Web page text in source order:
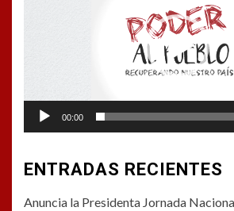
00:00
ENTRADAS RECIENTES
Anuncia la Presidenta Jornada